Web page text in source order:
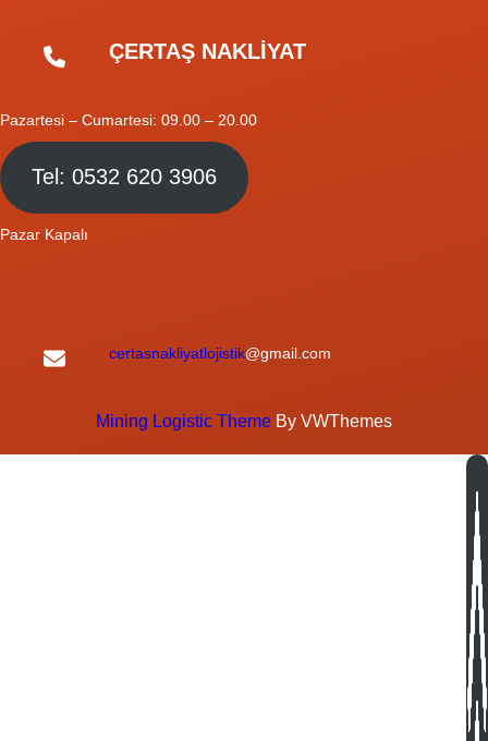
ÇERTAŞ NAKLİYAT
Pazartesi – Cumartesi: 09.00 – 20.00
Tel: 0532 620 3906
Pazar Kapalı
certasnakliyatlojistik@gmail.com
Mining Logistic Theme By VWThemes